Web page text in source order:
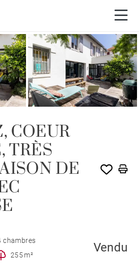
COEUR
TRÈS
DE
chambres
255 m²
Vendu